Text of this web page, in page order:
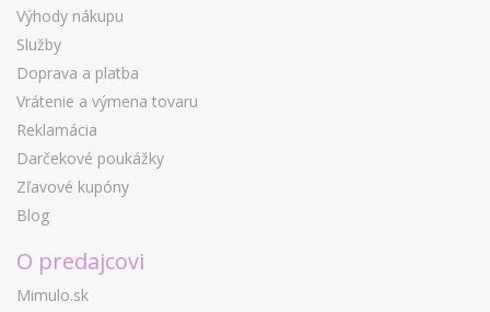
Výhody nákupu
Služby
Doprava a platba
Vrátenie a výmena tovaru
Reklamácia
Darčekové poukážky
Zľavové kupóny
Blog
O predajcovi
Mimulo.sk